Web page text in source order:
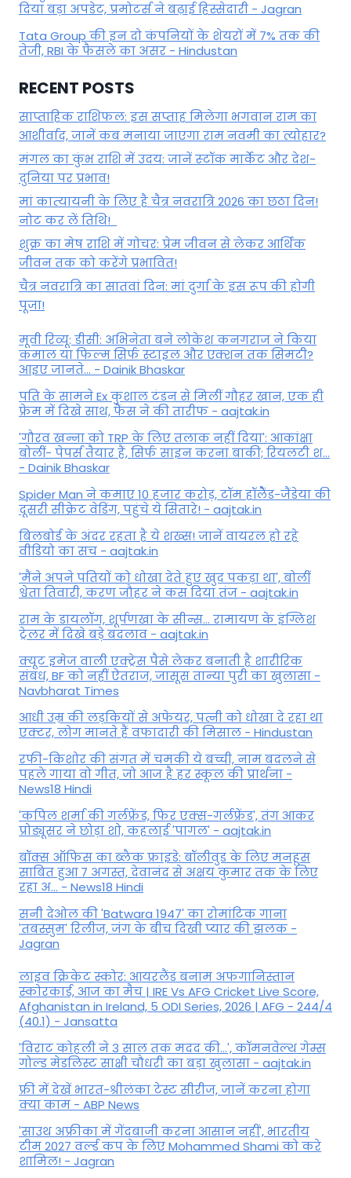
दिया बड़ा अपडेट, प्रमोटर्स ने बढ़ाई हिस्सेदारी - Jagran
Tata Group की इन दो कंपनियों के शेयरों में 7% तक की
तेजी, RBI के फैसले का असर - Hindustan
RECENT POSTS
साप्ताहिक राशिफल: इस सप्ताह मिलेगा भगवान राम का
आशीर्वाद, जानें कब मनाया जाएगा राम नवमी का त्योहार?
मंगल का कुंभ राशि में उदय: जानें स्‍टॉक मार्केट और देश-
दुनिया पर प्रभाव!
मां कात्‍यायनी के लिए है चैत्र नवरात्रि 2026 का छठा दिन!
नोट कर लें तिथि!
शुक्र का मेष राशि में गोचर: प्रेम जीवन से लेकर आर्थिक
जीवन तक को करेंगे प्रभावित!
चैत्र नवरात्रि का सातवां दिन: मां दुर्गा के इस रूप की होगी
पूजा!
मूवी रिव्यू: डीसी: अभिनेता बने लोकेश कनगराज ने किया
कमाल या फिल्म सिर्फ स्टाइल और एक्शन तक सिमटी?
आइए जानते... - Dainik Bhaskar
पति के सामने Ex कुशाल टंडन से मिलीं गौहर खान, एक ही
फ्रेम में दिखे साथ, फैंस ने की तारीफ - aajtak.in
'गौरव खन्ना को TRP के लिए तलाक नहीं दिया': आकांक्षा
बोलीं- पेपर्स तैयार हैं, सिर्फ साइन करना बाकी; रियलटी श...
- Dainik Bhaskar
Spider Man ने कमाए 10 हजार करोड़, टॉम हॉलैेंड-जैंडेया की
दूसरी सीक्रेट वेडिंग, पहुंचे ये सितारे! - aajtak.in
बिलबोर्ड के अंदर रहता है ये शख्स! जानें वायरल हो रहे
वीडियो का सच - aajtak.in
'मैंने अपने पतियों को धोखा देते हुए खुद पकड़ा था', बोलीं
श्वेता तिवारी, करण जौहर ने कस दिया तंज - aajtak.in
राम के डायलॉग, शूर्पणखा के सीन्स... रामायण के इंग्लिश
ट्रेलर में दिखे बड़े बदलाव - aajtak.in
क्यूट इमेज वाली एक्ट्रेस पैसे लेकर बनाती है शारीरिक
संबंध, BF को नहीं ऐतराज, जासूस तान्‍या पुरी का खुलासा -
Navbharat Times
आधी उम्र की लड़कियों से अफेयर, पत्नी को धोखा दे रहा था
एक्टर, लोग मानते हैं वफादारी की मिसाल - Hindustan
रफी-किशोर की संगत में चमकी ये बच्ची, नाम बदलने से
पहले गाया वो गीत, जो आज है हर स्कूल की प्रार्थना -
News18 Hindi
'कपिल शर्मा की गर्लफ्रेंड, फिर एक्स-गर्लफ्रेंड', तंग आकर
प्रोड्यूसर ने छोड़ा शो, कहलाई 'पागल' - aajtak.in
बॉक्स ऑफिस का ब्लैक फ्राइडे: बॉलीवुड के लिए मनहूस
साबित हुआ 7 अगस्त, देवानंद से अक्षय कुमार तक के लिए
रहा अ... - News18 Hindi
सनी देओल की 'Batwara 1947' का रोमांटिक गाना
'तबस्सुम' रिलीज, जंग के बीच दिखी प्यार की झलक -
Jagran
लाइव क्रिकेट स्कोर: आयरलैंड बनाम अफगानिस्तान
स्कोरकार्ड, आज का मैच | IRE Vs AFG Cricket Live Score,
Afghanistan in Ireland, 5 ODI Series, 2026 | AFG - 244/4
(40.1) - Jansatta
'विराट कोहली ने 3 साल तक मदद की...', कॉमनवेल्थ गेम्स
गोल्ड मेडलिस्ट साक्षी चौधरी का बड़ा खुलासा - aajtak.in
फ्री में देखें भारत-श्रीलंका टेस्ट सीरीज, जानें करना होगा
क्या काम - ABP News
'साउथ अफ्रीका में गेंदबाजी करना आसान नहीं', भारतीय
टीम 2027 वर्ल्‍ड कप के लिए Mohammed Shami को करे
शामिल! - Jagran